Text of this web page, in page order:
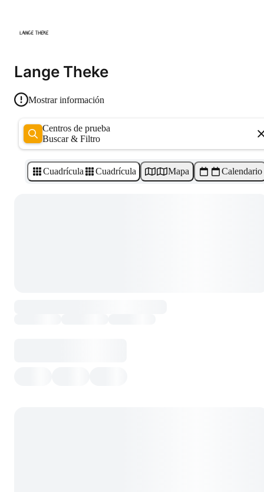
Lange Theke
Mostrar información
Centros de prueba
Buscar & Filtro
Cuadrícula Cuadrícula Mapa Calendario